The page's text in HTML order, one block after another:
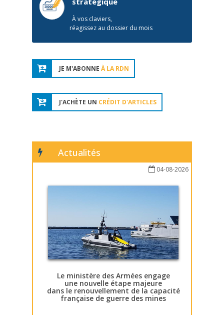
À vos claviers,
réagissez au dossier du mois
JE M'ABONNE À LA RDN
J'ACHÈTE UN CRÉDIT D'ARTICLES
Actualités
04-08-2026
Le ministère des Armées engage
une nouvelle étape majeure
dans le renouvellement de la capacité
française de guerre des mines